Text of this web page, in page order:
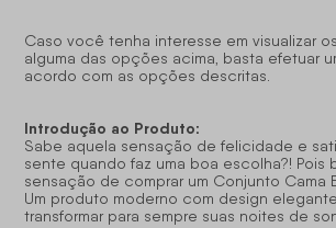
Caso você tenha interesse em visualizar
alguma das opções acima, basta efetuar
acordo com as opções descritas.
Introdução ao Produto:
Sabe aquela sensação de felicidade e
sente quando faz uma boa escolha?! Pois
sensação de comprar um Conjunto Cama
Um produto moderno com design
transformar para sempre suas noites de